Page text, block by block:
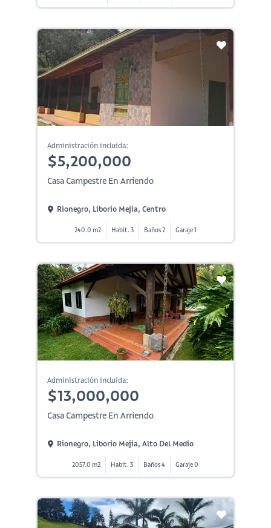
Administración incluida:
$5,200,000
Casa Campestre En Arriendo
Rionegro, Liborio Mejia, Centro
240.0 m2 Habit. 3 Baños 2 Garaje 1
Administración incluida:
$13,000,000
Casa Campestre En Arriendo
Rionegro, Liborio Mejia, Alto Del Medio
2057.0 m2 Habit. 3 Baños 4 Garaje 0